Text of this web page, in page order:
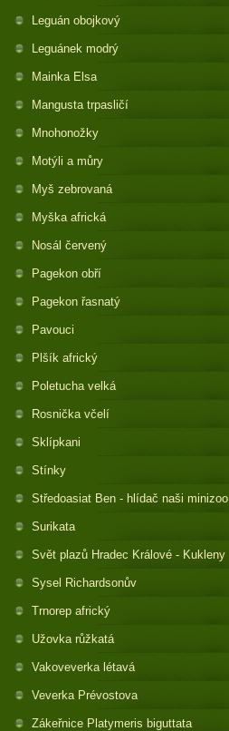
Leguán obojkový
Leguánek modrý
Mainka Elsa
Mangusta trpasličí
Mnohonožky
Motýli a můry
Myš zebrovaná
Myška africká
Nosál červený
Pagekon obří
Pagekon řasnatý
Pavouci
Plšík africký
Poletucha velká
Rosnička včelí
Sklípkani
Stínky
Středoasiat Ben - hlídač naši minizoo
Surikata
Svět plazů Hradec Králové - Kukleny
Sysel Richardsonův
Trnorep africký
Užovka růžkatá
Vakoveverka létavá
Veverka Prévostova
Zákeřnice Platymeris biguttata